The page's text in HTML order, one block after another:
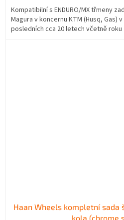
Kompatibilní s ENDURO/MX třmeny
Magura v koncernu KTM (Husq, Gas)
posledních cca 20 letech včetně roku
Haan Wheels kompletní sada
kola (chrome